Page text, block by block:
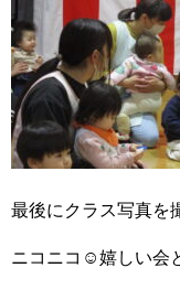
最後にクラス写真を
ニコニコ☺嬉しい会